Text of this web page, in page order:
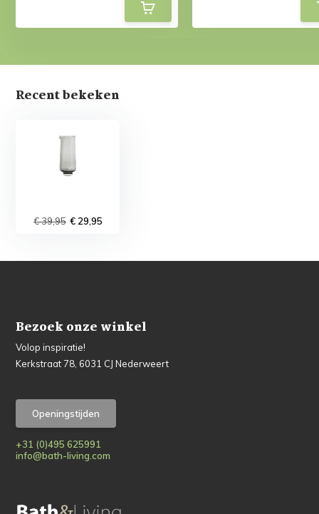
Recent bekeken
€ 39,95 € 29,95
Bezoek onze winkel
Volop inspiratie!
Kerkstraat 78, 6031 CJ Nederweert
Openingstijden
+31 (0)495 625991
info@bath-living.com